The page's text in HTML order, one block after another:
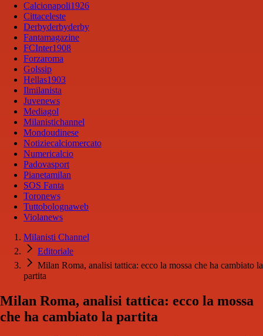
Calcionapoli1926
Cittaceleste
Derbyderbyderby
Fantamagazine
FCInter1908
Forzaroma
Golssip
Hellas1903
Ilmilanista
Juvenews
Mediagol
Milanistichannel
Mondoudinese
Notiziecalciomercato
Numericalcio
Padovasport
Pianetamilan
SOS Fanta
Toronews
Tuttobolognaweb
Violanews
Milanisti Channel
Editoriale
Milan Roma, analisi tattica: ecco la mossa che ha cambiato la
partita
Milan Roma, analisi tattica: ecco la mossa
che ha cambiato la partita